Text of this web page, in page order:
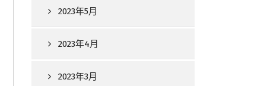
2023年5月
2023年4月
2023年3月